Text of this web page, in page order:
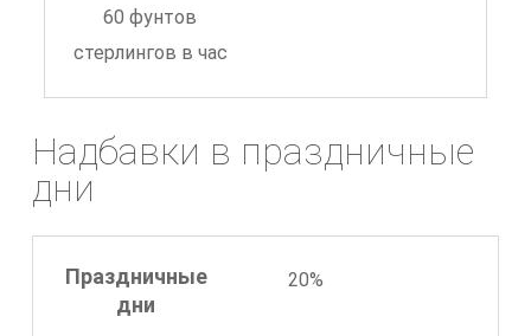
60 фунтов
стерлингов в час
Надбавки в праздничные
дни
Праздничные
дни
20%